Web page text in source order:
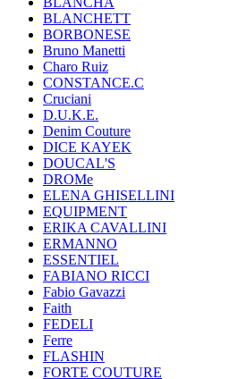
BLANCHETT
BORBONESE
Bruno Manetti
Charo Ruiz
CONSTANCE.C
Cruciani
D.U.K.E.
Denim Couture
DICE KAYEK
DOUCAL'S
DROMe
ELENA GHISELLINI
EQUIPMENT
ERIKA CAVALLINI
ERMANNO
ESSENTIEL
FABIANO RICCI
Fabio Gavazzi
Faith
FEDELI
Ferre
FLASHIN
FORTE COUTURE